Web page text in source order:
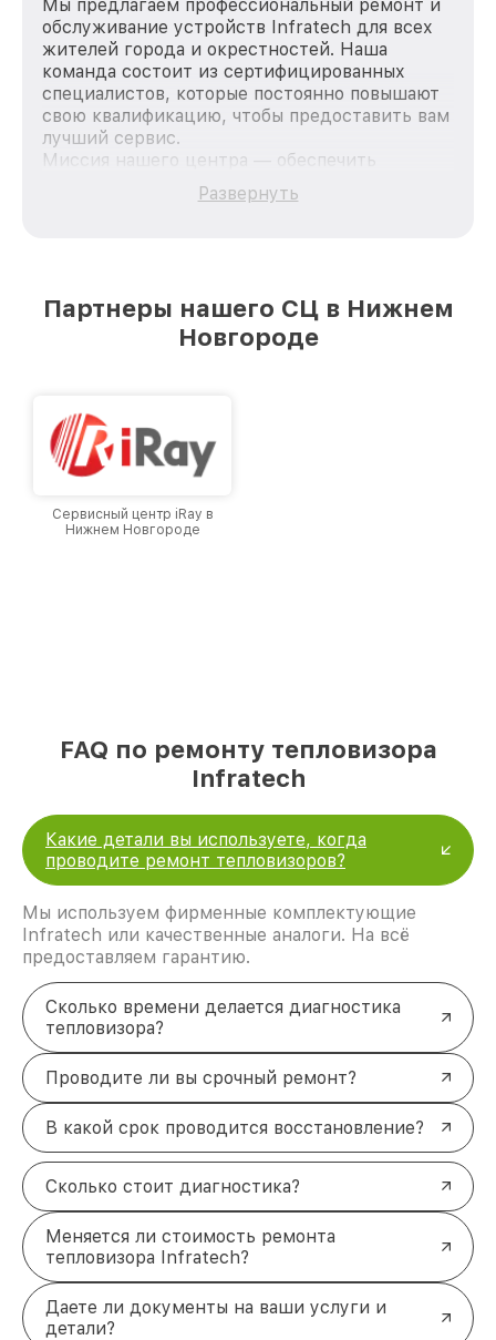
Мы предлагаем профессиональный ремонт и
обслуживание устройств Infratech для всех
жителей города и окрестностей. Наша
команда состоит из сертифицированных
специалистов, которые постоянно повышают
свою квалификацию, чтобы предоставить вам
лучший сервис.
Миссия нашего центра — обеспечить
качественный и доступный ремонт для
каждого пользователя продукции Infratech,
лучшим сервисным центром Infratech в
городе Нижнем Новгороде, постоянно
Развернуть
Партнеры нашего СЦ в Нижнем
Новгороде
Сервисный центр iRay в
Нижнем Новгороде
FAQ по ремонту тепловизора
Infratech
Какие детали вы используете, когда
проводите ремонт тепловизоров?
Мы используем фирменные комплектующие
Infratech или качественные аналоги. На всё
предоставляем гарантию.
Сколько времени делается диагностика
тепловизора?
Проводите ли вы срочный ремонт?
В какой срок проводится восстановление?
Сколько стоит диагностика?
Меняется ли стоимость ремонта
тепловизора Infratech?
Даете ли документы на ваши услуги и
детали?